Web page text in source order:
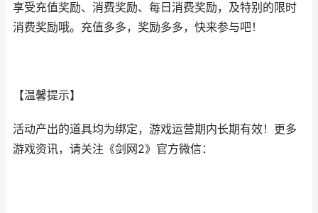
享受充值奖励、消费奖励、每日消费奖励，及特别的限时
消费奖励哦。充值多多，奖励多多，快来参与吧！
【温馨提示】
活动产出的道具均为绑定，游戏运营期内长期有效！更多
游戏资讯，请关注《剑网2》官方微信：